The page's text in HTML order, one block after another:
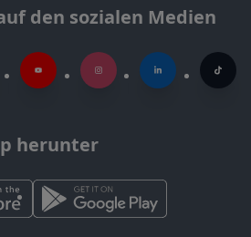
den sozialen Medien
herunter